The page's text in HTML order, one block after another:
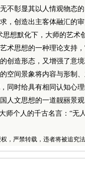
不彰显其以人情观物态
，创造出主客体融汇的
想默化下，大师的艺术
思想的一种理论支持，
创造形态，又增强了意
空间景象将内容与形制
同时给具有相同认知心
文思想的一道靓丽景观
师个人的千古名言：“
，严禁转载，违者将被追究法